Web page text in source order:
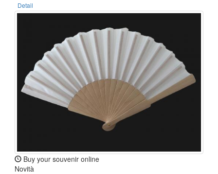
Detail
Buy your souvenir online
Novità